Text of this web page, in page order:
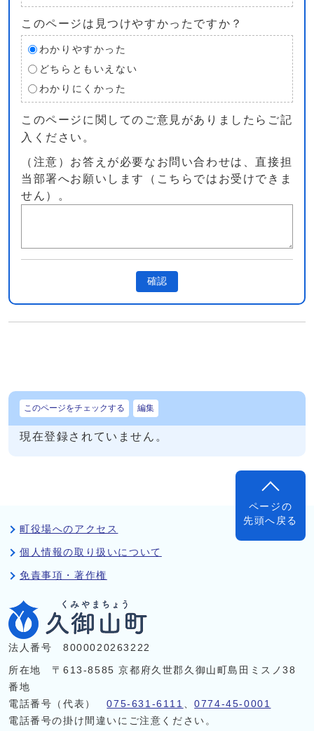
このページは見つけやすかったですか？
わかりやすかった
どちらともいえない
わかりにくかった
このページに関してのご意見がありましたらご記
入ください。
（注意）お答えが必要なお問い合わせは、直接担
当部署へお願いします（こちらではお受けできま
せん）。
確認
このページをチェックする 編集
現在登録されていません。
ページの
先頭へ戻る
町役場へのアクセス
個人情報の取り扱いについて
免責事項・著作権
法人番号 8000020263222
所在地 〒613-8585 京都府久世郡久御山町島田ミスノ38
番地
電話番号（代表）075-631-6111 、0774-45-0001
電話番号の掛け間違いにご注意ください。